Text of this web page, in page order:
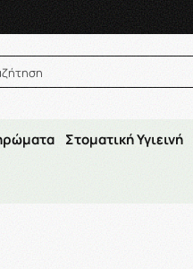
Σαβ. 8:00π.μ.–14:30μ.μ
Στοματική Υγιεινή